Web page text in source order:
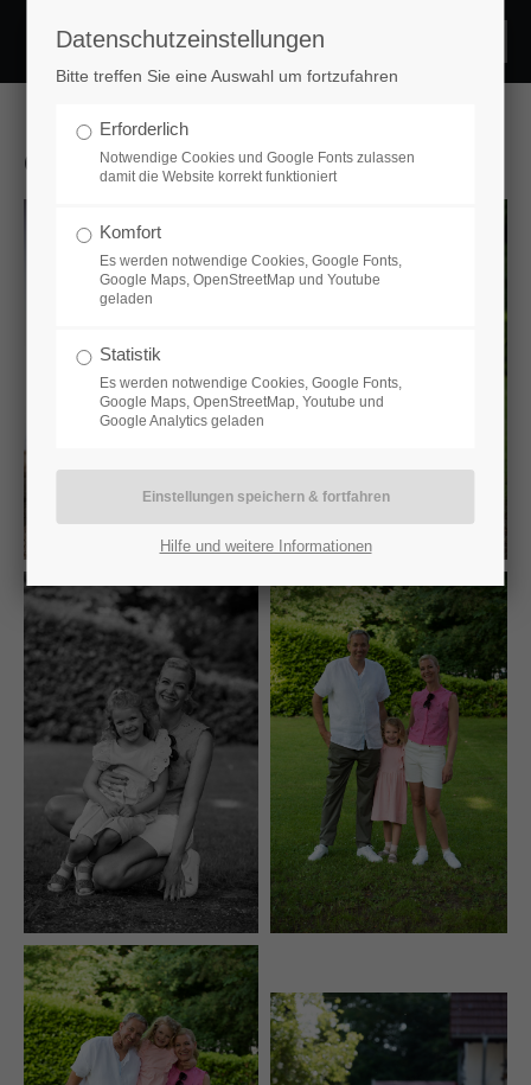
Login
Passwort
Anmelden
|Lost your password?
Support
Lorem ipsum dolor sit amet:
24h / 365days
We offer support for our customers
Mon - Fri 8:00am - 5:00pm
(GMT +1)
Get in touch
Cybersteel Inc.
376-293 City Road, Suite 600
San Francisco, CA 94102
Have any questions?
+44 1234 567 890
Drop us a line
info@yourdomain.com
Christina_40
Datenschutzeinstellungen
Bitte treffen Sie eine Auswahl um fortzufahren
Erforderlich
Notwendige Cookies und Google Fonts zulassen
damit die Website korrekt funktioniert
Komfort
Es werden notwendige Cookies, Google Fonts,
Google Maps, OpenStreetMap und Youtube
geladen
Statistik
Es werden notwendige Cookies, Google Fonts,
Google Maps, OpenStreetMap, Youtube und
Google Analytics geladen
Hilfe und weitere Informationen